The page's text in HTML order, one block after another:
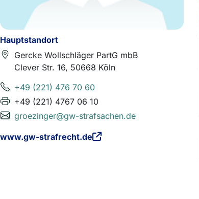
Hauptstandort
Gercke Wollschläger PartG mbB
Clever Str. 16, 50668 Köln
+49 (221) 476 70 60
+49 (221) 4767 06 10
groezinger@gw-strafsachen.de
www.gw-strafrecht.de